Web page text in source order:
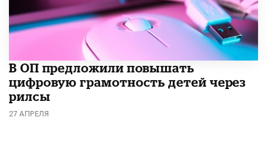
В ОП предложили повышать
цифровую грамотность детей через
рилсы
27 АПРЕЛЯ